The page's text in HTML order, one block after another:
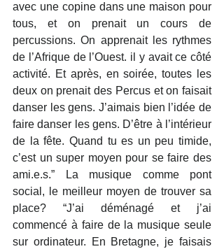
avec une copine dans une maison pour
tous, et on prenait un cours de
percussions. On apprenait les rythmes
de l’Afrique de l’Ouest. il y avait ce côté
activité. Et après, en soirée, toutes les
deux on prenait des Percus et on faisait
danser les gens. J’aimais bien l’idée de
faire danser les gens. D’être à l’intérieur
de la fête. Quand tu es un peu timide,
c’est un super moyen pour se faire des
ami.e.s.” La musique comme pont
social, le meilleur moyen de trouver sa
place? “J’ai déménagé et j’ai
commencé à faire de la musique seule
sur ordinateur. En Bretagne, je faisais